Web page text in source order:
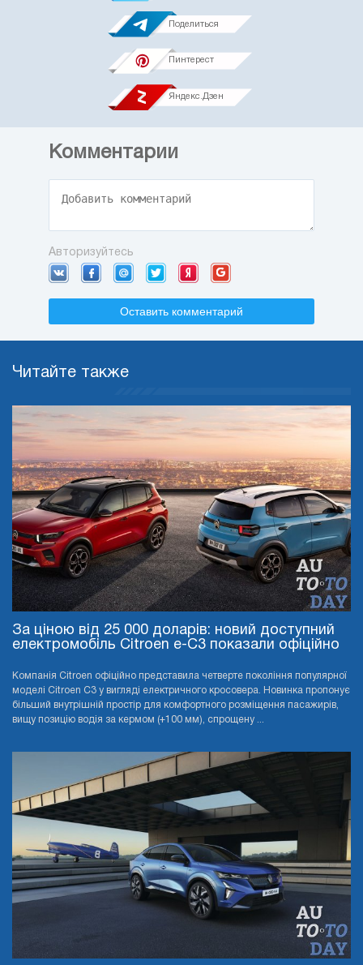
Поделиться
Пинтерест
Яндекс.Дзен
Комментарии
Авторизуйтесь
Оставить комментарий
Читайте также
За ціною від 25 000 доларів: новий доступний
електромобіль Citroen e-C3 показали офіційно
Компанія Citroen офіційно представила четверте покоління популярної
моделі Citroen C3 у вигляді електричного кросовера. Новинка пропонує
більший внутрішній простір для комфортного розміщення пасажирів,
вищу позицію водія за кермом (+100 мм), спрощену ...